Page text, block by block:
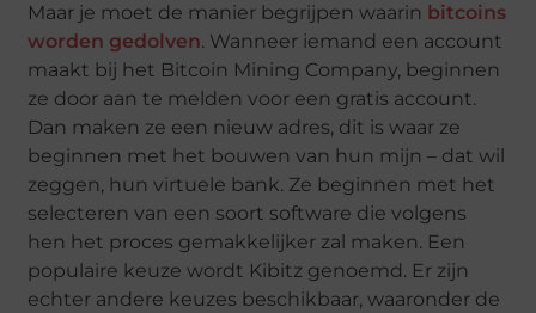
Maar je moet de manier begrijpen waarin bitcoins
worden gedolven. Wanneer iemand een account
maakt bij het Bitcoin Mining Company, beginnen
ze door aan te melden voor een gratis account.
Dan maken ze een nieuw adres, dit is waar ze
beginnen met het bouwen van hun mijn – dat wil
zeggen, hun virtuele bank. Ze beginnen met het
selecteren van een soort software die volgens
hen het proces gemakkelijker zal maken. Een
populaire keuze wordt Kibitz genoemd. Er zijn
echter andere keuzes beschikbaar, waaronder de